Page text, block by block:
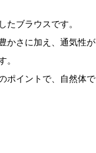
ブラウスです。
かさに加え、通気性が
。
ポイントで、自然体で